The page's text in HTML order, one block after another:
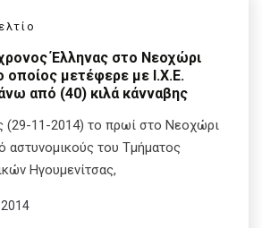
Έλληνας στο Νεοχώρι
μετέφερε με Ι.Χ.Ε.
από (40) κιλά κάνναβης
(29-11-2014) το πρωί στο Νεοχώρι
αστυνομικούς του Τμήματος
Ηγουμενίτσας,